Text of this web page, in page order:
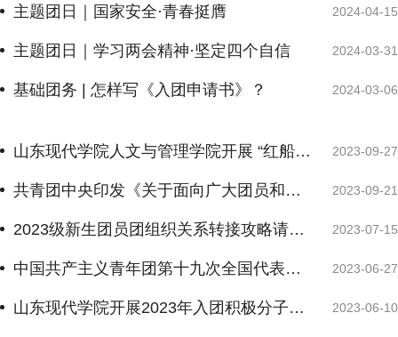
主题团日｜国家安全·青春挺膺 2024-04-15
主题团日｜学习两会精神·坚定四个自信 2024-03-31
基础团务 | 怎样写《入团申请书》？ 2024-03-06
山东现代学院人文与管理学院开展 “红船依旧，初心不忘”党课培训 2023-09-27
共青团中央印发《关于面向广大团员和青年开展学习贯彻习近平新时代中国特色社会主义思想主题教育的通知》 2023-09-21
2023级新生团员团组织关系转接攻略请查收 2023-07-15
中国共产主义青年团第十九次全国代表大会报告（全文） 2023-06-27
山东现代学院开展2023年入团积极分子主题团课学习活动 2023-06-10